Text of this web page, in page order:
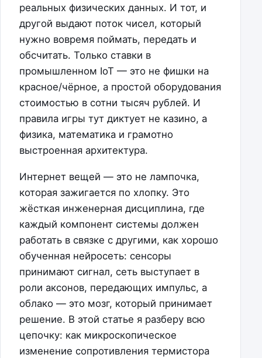
реальных физических данных. И тот, и
другой выдают поток чисел, который
нужно вовремя поймать, передать и
обсчитать. Только ставки в
промышленном IoT — это не фишки на
красное/чёрное, а простой оборудования
стоимостью в сотни тысяч рублей. И
правила игры тут диктует не казино, а
физика, математика и грамотно
выстроенная архитектура.
Интернет вещей — это не лампочка,
которая зажигается по хлопку. Это
жёсткая инженерная дисциплина, где
каждый компонент системы должен
работать в связке с другими, как хорошо
обученная нейросеть: сенсоры
принимают сигнал, сеть выступает в
роли аксонов, передающих импульс, а
облако — это мозг, который принимает
решение. В этой статье я разберу всю
цепочку: как микроскопическое
изменение сопротивления термистора